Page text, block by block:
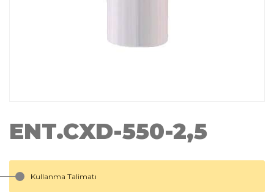
ENT.CXD-550-2,5
Kullanma Talimatı